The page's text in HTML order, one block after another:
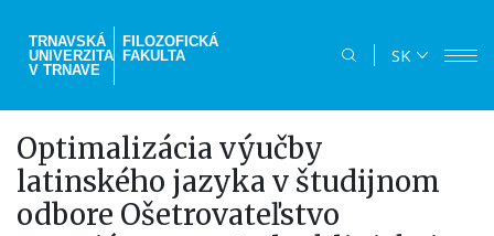
hlavný
TRNAVSKÁ
UNIVERZITA
V TRNAVE
FILOZOFICKÁ
FAKULTA
SK
Optimalizácia výučby
latinského jazyka v študijnom
odbore Ošetrovateľstvo